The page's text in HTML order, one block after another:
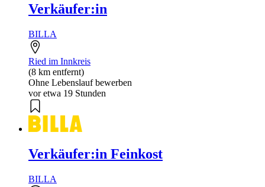
Verkäufer:in
BILLA
Ried im Innkreis
(8 km entfernt)
Ohne Lebenslauf bewerben
vor etwa 19 Stunden
Verkäufer:in Feinkost
BILLA